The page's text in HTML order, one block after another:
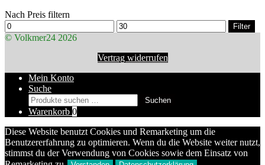
Nach Preis filtern
Min.
Preis
Max.
Preis
Filter
© Volkmer24 2026
Vertrag widerrufen
Mein Konto
Suche
Suchen
nach:
Suchen
Warenkorb 0
Diese Website benutzt Cookies und Remarketing um die
Benutzererfahrung zu optimieren. Wenn du die Website weiter nutzt,
stimmst du der Verwendung von Cookies sowie dem Einsatz von